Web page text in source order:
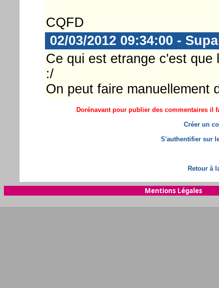
CQFD
02/03/2012 09:34:00 -
Ce qui est etrange c'est
:/
On peut faire manuellement
Dorénavant pour publier des commentaires il
Créer un
S'authentifier sur
Retour à
Mentions Légales